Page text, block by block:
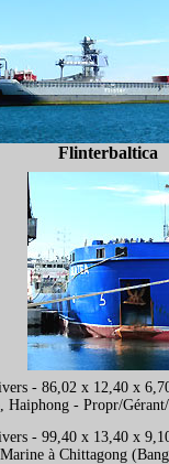
Flinterbaltica
- 86,02 x 12,40 x
Haiphong - Propr/
- 99,40 x 13,40 x
à Chittagong